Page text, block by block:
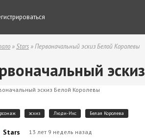
»Stars » Первоначальный эскиз Белой Королевы
эскиз Люди-Икс Белая Королева
Stars 13 лет 9 недель назад